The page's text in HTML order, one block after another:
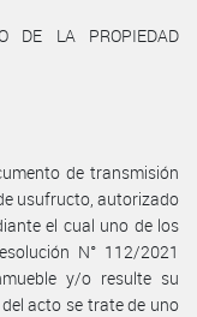
DE LA PROPIEDAD
de transmisión
usufructo, autorizado
el cual uno de los
N° 112/2021
y/o resulte su
acto se trate de uno